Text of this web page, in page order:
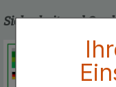
Sicherheit und